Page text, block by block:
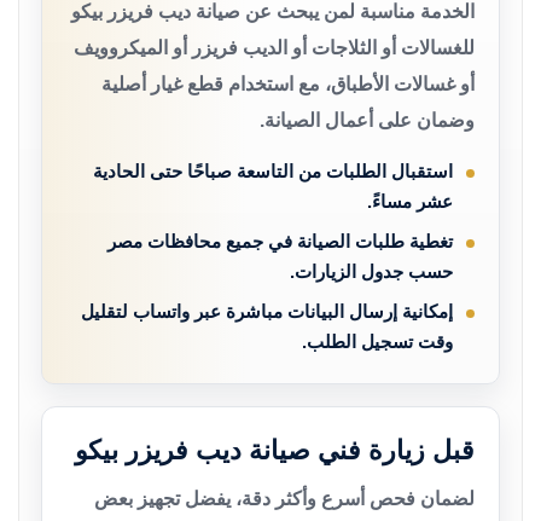
الخدمة مناسبة لمن يبحث عن صيانة ديب فريزر بيكو
للغسالات أو الثلاجات أو الديب فريزر أو الميكروويف
أو غسالات الأطباق، مع استخدام قطع غيار أصلية
وضمان على أعمال الصيانة.
استقبال الطلبات من التاسعة صباحًا حتى الحادية
عشر مساءً.
تغطية طلبات الصيانة في جميع محافظات مصر
حسب جدول الزيارات.
إمكانية إرسال البيانات مباشرة عبر واتساب لتقليل
وقت تسجيل الطلب.
قبل زيارة فني صيانة ديب فريزر بيكو
لضمان فحص أسرع وأكثر دقة، يفضل تجهيز بعض